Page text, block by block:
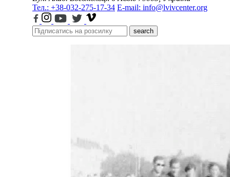
Тел.: +38-032-275-17-34 E-mail: info@lvivcenter.org
search